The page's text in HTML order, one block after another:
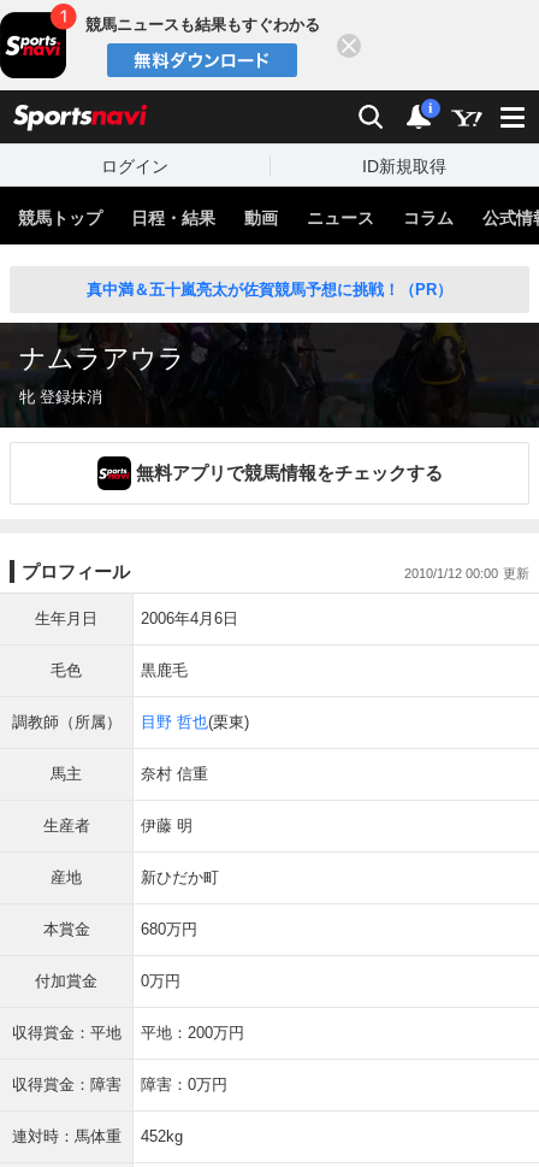
競馬ニュースも結果もすぐわかる
検索 通知
i
ログイン ID新規取得
競馬トップ 日程・結果 動画 ニュース コラム 公式情
真中満＆五十嵐亮太が佐賀競馬予想に挑戦！（PR）
ナムラアウラ
牝 登録抹消
無料アプリで競馬情報をチェックする
プロフィール 2010/1/12 00:00
生年月日 2006年4月6日
毛色 黒鹿毛
調教師（所属） 目野 哲也(栗東)
馬主 奈村 信重
生産者 伊藤 明
産地 新ひだか町
本賞金 680万円
付加賞金 0万円
収得賞金：平地 平地：200万円
収得賞金：障害 障害：0万円
連対時：馬体重 452kg